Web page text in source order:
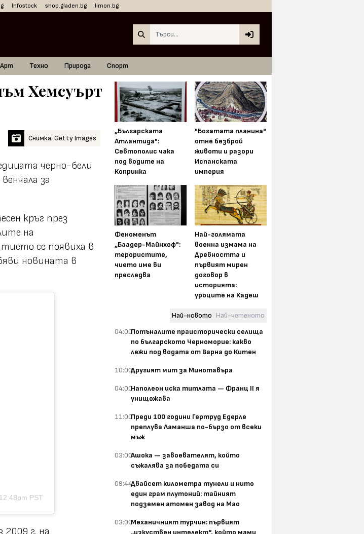
Infostock shop.gladen.bg limon.bg
Арт Техно Природа Спорт
Хемсуърт
Снимка: Getty Images
черно-бели
за
кръг през
на
се появиха в
новината в
PST
г. на
„Българската
Атлантида":
Севтополис чака
под водите на
Копринка
"Богатата планина"
отне безброй
животи и разори
Испанската
империя
Феноменът
„Баадер-Майнхоф":
терористите,
чието име ви
преследва
Най-голямата
военна измама на
Древността и
първият мирен
договор в
историята:
уроците на Кадеш
Най-новото Най-четеното
04:00Потъналите праисторически селища
по българското Черноморие: какво
лежи под водата от Варна до Китен
10:00Другият мит за Минотавъра
04:00Наполеон иска титлата — Франц II я
унищожава
11:00Преди 100 години Гертруд Едерле
преплува Ламанша по-бързо от всеки
мъж
03:00Ашока — завоевателят, който
съжалява за победата си
09:44Двайсет километра тунели и нито
един грам плутоний: тайният
подземен атомен завод на Мао
03:00Механичният турчин: първият
„изкуствен интелект“, който мами